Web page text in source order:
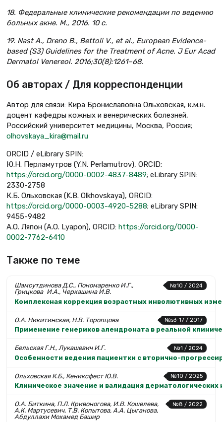
18. Федеральные клинические рекомендации по ведению
больных акне. М., 2016. 10 с.
19. Nast A., Dreno B., Bettoli V., et al., European Evidence-
based (S3) Guidelines for the Treatment of Acne. J Eur Acad
Dermatol Venereol. 2016;30(8):1261–68.
Об авторах / Для корреспонденции
Автор для связи: Кира Брониславовна Ольховская, к.м.н.
доцент кафедры кожных и венерических болезней,
Российский университет медицины, Москва, Россия;
olhovskaya_kira@mail.ru
ORCID / eLibrary SPIN:
Ю.Н. Перламутров (Y.N. Perlamutrov), ORCID:
https://orcid.org/0000-0002-4837-8489; eLibrary SPIN:
2330-2758
К.Б. Ольховская (K.B. Olkhovskaya), ORCID:
https://orcid.org/0000-0003-4920-5288; eLibrary SPIN:
9455-9482
А.О. Ляпон (A.O. Lyapon), ORCID: https://orcid.org/0000-
0002-7762-6410
Также по теме
№10 / 2024
Шамсутдинова Д.С., Пономаренко И.Г.,
Грицкова И.А., Черкашина И.В.
Комплексная коррекция возрастных инволютивных
№s3-17 / 2017
О.А. Никитинская, Н.В. Торопцова
Применение генериков алендроната в реальной
№1 / 2024
Бельская Г.Н., Лукашевич И.Г.
Особенности ведения пациентки с вторично-
№10 / 2025
Ольховская К.Б., Кениксфест Ю.В.
Клиническое значение и валидация
№8 / 2022
О.А. Биткина, П.Л. Кривоногова, И.В. Кошелева,
А.К. Мартусевич, Т.В. Копытова, А.А. Цыганова,
Абдуллахи Мохамед Башир